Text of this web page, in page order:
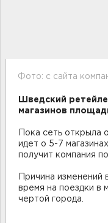
Фото: с сайта
Шведский
магазинов
Пока сеть открыла
идет о 5-7
получит компания
Причина изменений
время на поездки в
чертой города.